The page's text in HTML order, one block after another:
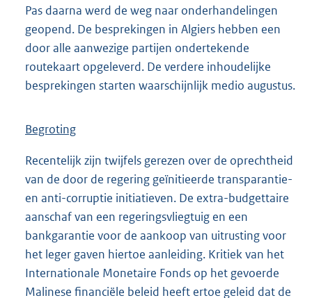
Pas daarna werd de weg naar onderhandelingen
geopend. De besprekingen in Algiers hebben een
door alle aanwezige partijen ondertekende
routekaart opgeleverd. De verdere inhoudelijke
besprekingen starten waarschijnlijk medio augustus.
Begroting
Recentelijk zijn twijfels gerezen over de oprechtheid
van de door de regering geïnitieerde transparantie-
en anti-corruptie initiatieven. De extra-budgettaire
aanschaf van een regeringsvliegtuig en een
bankgarantie voor de aankoop van uitrusting voor
het leger gaven hiertoe aanleiding. Kritiek van het
Internationale Monetaire Fonds op het gevoerde
Malinese financiële beleid heeft ertoe geleid dat de